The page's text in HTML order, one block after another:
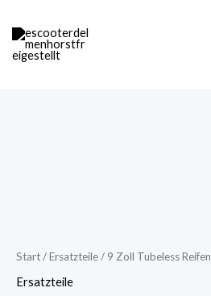
Inhalt
springen
Start/Ersatzteile/ 9 Zoll Tubeless Reifen
Ersatzteile
Reifen
Menge